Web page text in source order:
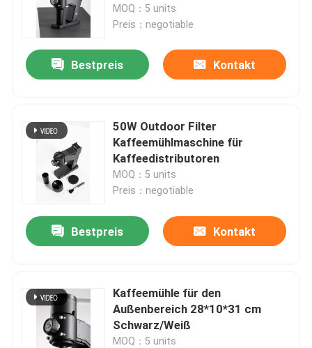
Geschwindigkeit 260ROLLS/MIN
MOQ：5 units
Preis：negotiable
Bestpreis Kontakt
50W Outdoor Filter
Kaffeemühlmaschine für
Kaffeedistributoren
MOQ：5 units
Preis：negotiable
Bestpreis Kontakt
Kaffeemühle für den
Außenbereich 28*10*31 cm
Schwarz/Weiß
MOQ：5 units